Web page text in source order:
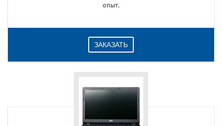
опыт.
ЗАКАЗАТЬ